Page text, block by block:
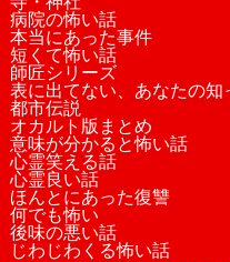
病院の怖い話
本当にあった事件
短くて怖い話
師匠シリーズ
表に出てない、あなたの
都市伝説
オカルト版まとめ
意味が分かると怖い話
心霊笑える話
心霊良い話
ほんとにあった復讐
何でも怖い
後味の悪い話
じわじわくる怖い話